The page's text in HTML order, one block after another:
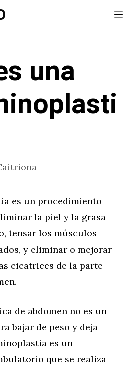
una
es un procedimiento
la piel y la grasa
tensar los músculos
y eliminar o mejorar
cicatrices de la parte
de abdomen no es un
bajar de peso y deja
es un
que se realiza